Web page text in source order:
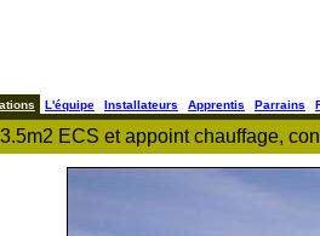
L'équipe Installateurs Apprentis Parrains
ECS et appoint chauffage,